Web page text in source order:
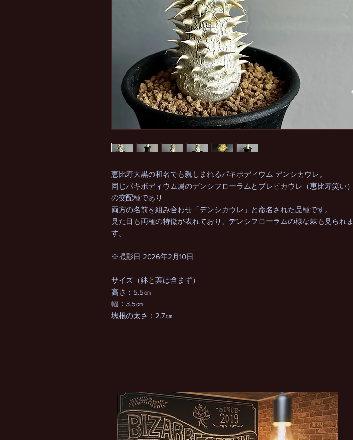
恵比寿大黒の和名でも親しまれるパキポディウム デンシカウレ。
同じパキポディウム属のデンシフローラムとブレビカウレ（恵比寿笑い）
の交配種であり
両方の名前を組み合わせ「デンシカウレ」と命名された品種です。
見た目も両種の特徴が表れており、デンシフローラムの様な棘も見られま
す。
※撮影日 2026年2月10日
サイズ（鉢と葉は含まず）
高さ：5.5㎝
幅：3.5㎝
塊根の太さ：2.7㎝